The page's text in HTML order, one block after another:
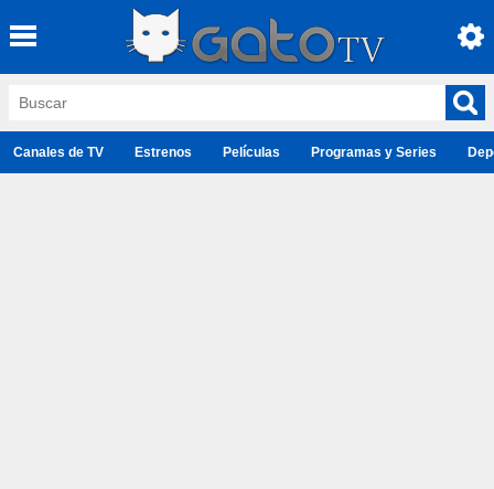
Canales de TV Estrenos Películas Programas y Series